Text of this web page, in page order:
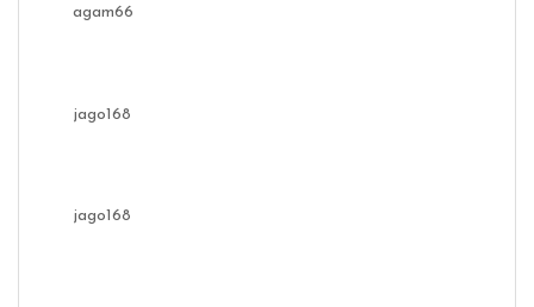
agam66
jago168
jago168